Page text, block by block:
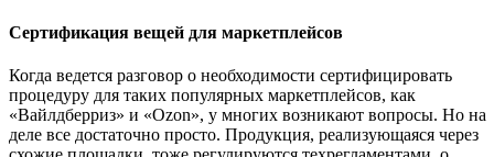
Сертификация вещей для маркетплейсов
Когда ведется разговор о необходимости сертифицировать
процедуру для таких популярных маркетплейсов, как
«Вайлдберриз» и «Ozon», у многих возникают вопросы. Но на
деле все достаточно просто. Продукция, реализующаяся через